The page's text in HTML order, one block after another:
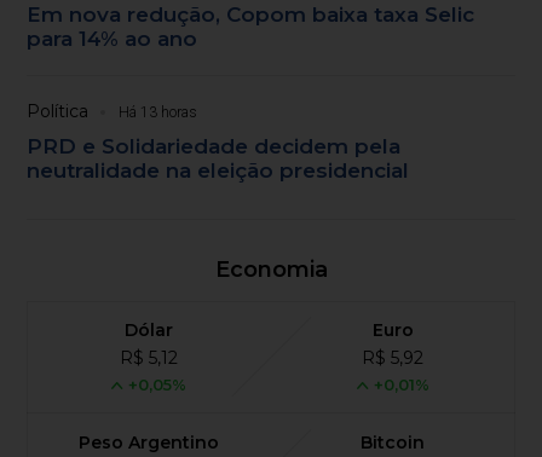
Em nova redução, Copom baixa taxa Selic
para 14% ao ano
Política Há 13 horas
PRD e Solidariedade decidem pela
neutralidade na eleição presidencial
Economia
Dólar
R$ 5,12
+0,05%
Euro
R$ 5,92
+0,01%
Peso Argentino
Bitcoin